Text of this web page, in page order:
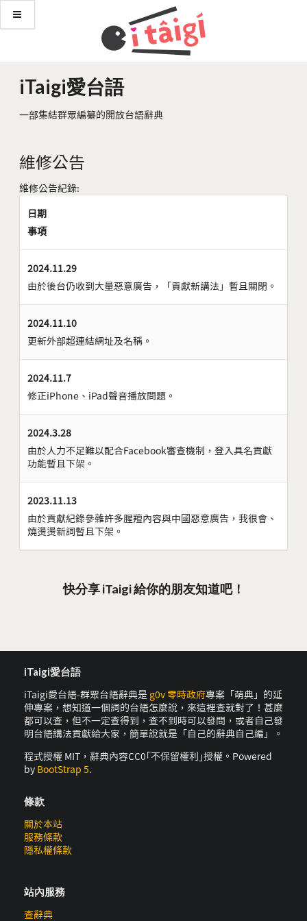
iTaigi愛台語
一部集結群眾編纂的開放台語辭典
維修公告
維修公告紀錄:
日期
事項
2024.11.29
由於後台仍收到大量惡意廣告，「貢獻新講法」暫且關閉。
2024.11.10
更新外部超連結網址及名稱。
2024.11.7
修正iPhone、iPad聲音播放問題。
2024.3.28
由於人力不足難以配合Facebook審查機制，登入具名貢獻
功能暫且下架。
2023.11.13
由於貢獻紀錄參雜許多腥羶內容與中國惡意廣告，我很會、
燒燙燙新詞暫且下架。
快分享 iTaigi 給你的朋友知道吧！
iTaigi愛台語
iTaigi愛台語-群眾台語辭典是 g0v 零時政府專案「萌典」的延
伸專案，想知道一個詞的台語怎麼說，來這裡查就對了！甚麼
都可以查，但不一定查得到，查不到時可以發問，或者自己發
明台語講法貢獻給大家，簡單說就是「自己的辭典自己編」。
程式授權 MIT，辭典內容CC0｢不保留權利｣授權。Powered
by BootStrap 5.
條款
關於本站
服務條款
隱私權條款
站內服務
查辭典